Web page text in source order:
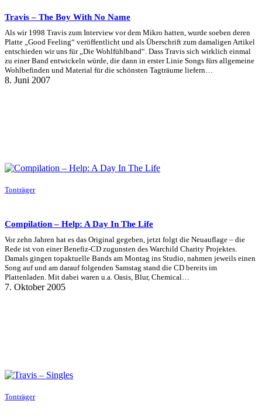
Travis – The Boy With No Name
Als wir 1998 Travis zum Interview vor dem Mikro hatten, wurde soeben deren
Platte „Good Feeling“ veröffentlicht und als Überschrift zum damaligen Artikel
entschieden wir uns für „Die Wohlfühlband“. Dass Travis sich wirklich einmal
zu einer Band entwickeln würde, die dann in erster Linie Songs fürs allgemeine
Wohlbefinden und Material für die schönsten Tagträume liefern…
8. Juni 2007
Tonträger
Compilation – Help: A Day In The Life
Vor zehn Jahren hat es das Original gegeben, jetzt folgt die Neuauflage – die
Rede ist von einer Benefiz-CD zugunsten des Warchild Charity Projektes.
Damals gingen topaktuelle Bands am Montag ins Studio, nahmen jeweils einen
Song auf und am darauf folgenden Samstag stand die CD bereits im
Plattenladen. Mit dabei waren u.a. Oasis, Blur, Chemical…
7. Oktober 2005
Tonträger